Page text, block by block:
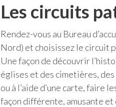
Les circuits
Rendez-vous au Bureau
Nord) et choisissez le circuit
Une façon de découvrir
églises et des cimetières, des
ou à l’aide d’une carte, faire
façon différente, amusante